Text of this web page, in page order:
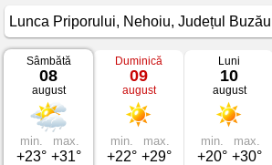
Vremea
Lunca
Priporului
Nehoiu,
Județul
Buzău
Sâmbătă
08
august
min.
+23°
max.
+31°
Duminică
09
august
min.
+22°
max.
+29°
Luni
10
august
min.
+20°
max.
+30°